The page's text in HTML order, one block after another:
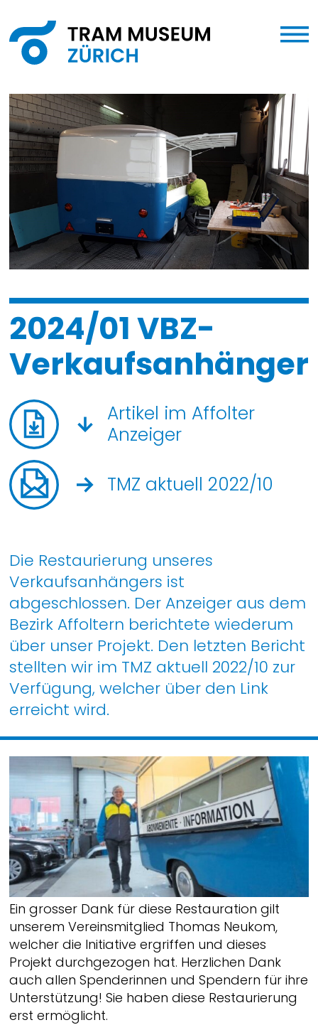
2024/01 VBZ-
Verkaufsanhänger
Artikel im Affolter
Anzeiger
TMZ aktuell 2022/10
Die Restaurierung unseres
Verkaufsanhängers ist
abgeschlossen. Der Anzeiger aus dem
Bezirk Affoltern berichtete wiederum
über unser Projekt. Den letzten Bericht
stellten wir im TMZ aktuell 2022/10 zur
Verfügung, welcher über den Link
erreicht wird.
Ein grosser Dank für diese Restauration gilt
unserem Vereinsmitglied Thomas Neukom,
welcher die Initiative ergriffen und dieses
Projekt durchgezogen hat. Herzlichen Dank
auch allen Spenderinnen und Spendern für ihre
Unterstützung! Sie haben diese Restaurierung
erst ermöglicht.